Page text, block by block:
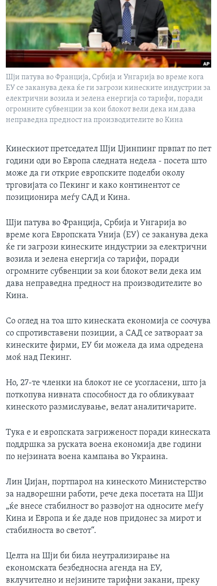
ИНТЕРВЈУА
Јазици
Шји патува во Франција, Србија и Унгарија во време кога
ЕУ се заканува дека ќе ги загрози кинеските индустрии за
електрични возила и зелена енергија со тарифи, поради
огромните субвенции за кои блокот вели дека им дава
неправедна предност на производителите во Кина
Кинескиот претседател Шји Џјинпинг првпат по пет
години оди во Европа следната недела - посета што
може да ги открие европските поделби околу
трговијата со Пекинг и како континентот се
позиционира меѓу САД и Кина.
Шји патува во Франција, Србија и Унгарија во
време кога Европската Унија (ЕУ) се заканува дека
ќе ги загрози кинеските индустрии за електрични
возила и зелена енергија со тарифи, поради
огромните субвенции за кои блокот вели дека им
дава неправедна предност на производителите во
Кина.
Со оглед на тоа што кинеската економија се соочува
со спротивставени позиции, а САД се затвораат за
кинеските фирми, ЕУ би можела да има одредена
моќ над Пекинг.
Но, 27-те членки на блокот не се усогласени, што ја
поткопува нивната способност да го обликуваат
кинеското размислување, велат аналитичарите.
Тука е и европската загриженост поради кинеската
поддршка за руската воена економија две години
по нејзината воена кампања во Украина.
Лин Џијан, портпарол на кинеското Министерство
за надворешни работи, рече дека посетата на Шји
„ќе внесе стабилност во развојот на односите меѓу
Кина и Европа и ќе даде нов придонес за мирот и
стабилноста во светот“.
Целта на Шји би била неутрализирање на
економската безбедносна агенда на ЕУ,
вклучително и нејзините тарифни закани, преку